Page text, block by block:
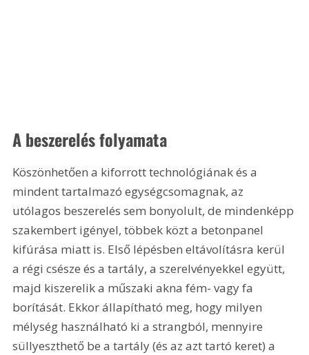
A beszerelés folyamata
Köszönhetően a kiforrott technológiának és a
mindent tartalmazó egységcsomagnak, az
utólagos beszerelés sem bonyolult, de mindenképp
szakembert igényel, többek közt a betonpanel
kifúrása miatt is. Első lépésben eltávolításra kerül
a régi csésze és a tartály, a szerelvényekkel együtt,
majd kiszerelik a műszaki akna fém- vagy fa
borítását. Ekkor állapítható meg, hogy milyen
mélység használható ki a strangból, mennyire
süllyeszthető be a tartály (és az azt tartó keret) a